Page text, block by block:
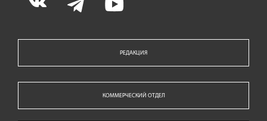
РЕДАКЦИЯ
КОММЕРЧЕСКИЙ ОТДЕЛ